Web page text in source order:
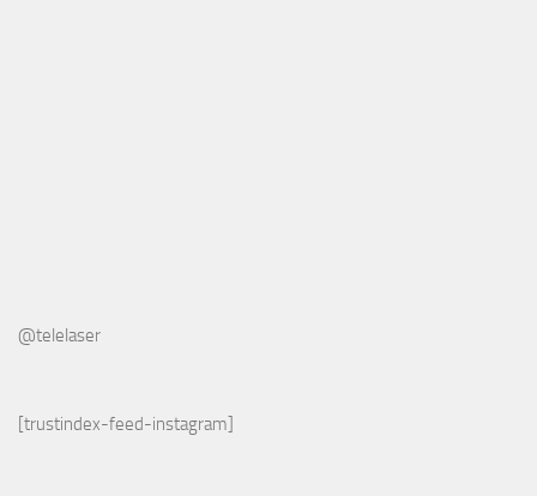
@telelaser
[trustindex-feed-instagram]